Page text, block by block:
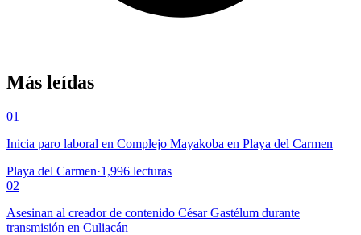
Más leídas
01
Inicia paro laboral en Complejo Mayakoba en Playa del Carmen
Playa del Carmen·1,996 lecturas
02
Asesinan al creador de contenido César Gastélum durante
transmisión en Culiacán